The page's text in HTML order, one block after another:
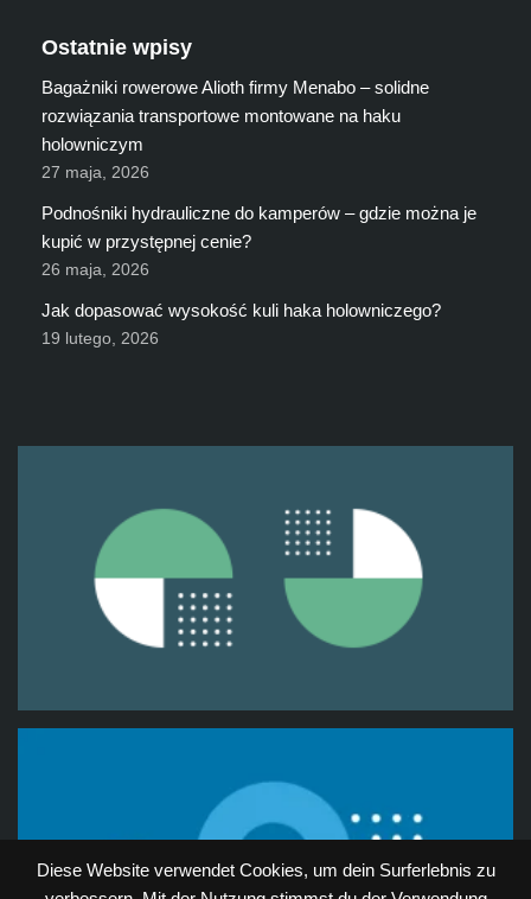
Diese Website verwendet Cookies, um dein Surferlebnis zu
Ostatnie wpisy
Bagażniki rowerowe Alioth firmy Menabo – solidne
rozwiązania transportowe montowane na haku
holowniczym
27 maja, 2026
Podnośniki hydrauliczne do kamperów – gdzie można je
kupić w przystępnej cenie?
26 maja, 2026
Jak dopasować wysokość kuli haka holowniczego?
19 lutego, 2026